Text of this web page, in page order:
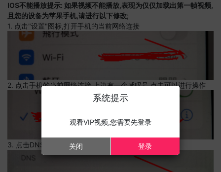
IOS不能播放提示: 如果视频不能播放,表现为仅仅加载出第一帧视频,
且您的设备为苹果手机,请进行以下修改;
1. 点击"设置"图标,打开手机的当前网络连接
2. 点击手机的当前网络连接,上边有一个感叹号,点击可以进行操作
3. 点击DNS设置
系统提示
观看VIP视频,您需要先登录
关闭 登录